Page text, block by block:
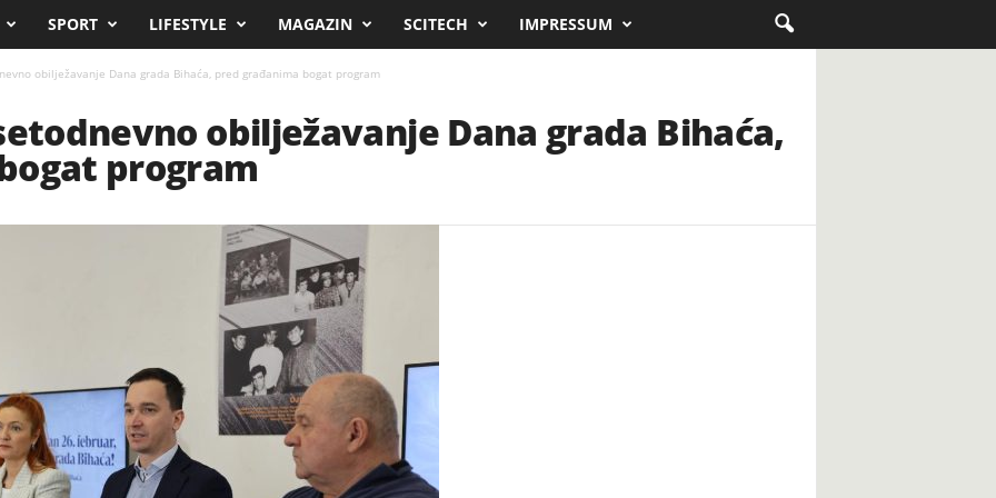
SPORT LIFESTYLE MAGAZIN SCITECH IMPRESSUM
obilježavanje Dana grada Bihaća, pred građanima bogat program
obilježavanje Dana grada Bihaća,
program